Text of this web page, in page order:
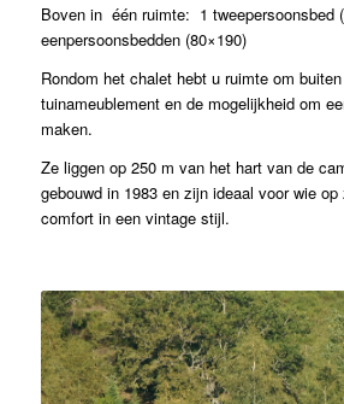
Boven in één ruimte: 1 tweepersoonsbed
eenpersoonsbedden (80×190)
Rondom het chalet hebt u ruimte om
tuinameublement en de mogelijkheid om
maken.
Ze liggen op 250 m van het hart van de
gebouwd in 1983 en zijn ideaal voor wie
comfort in een vintage stijl.